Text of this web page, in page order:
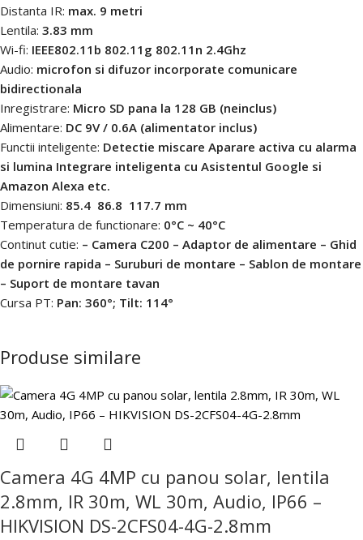
Distanta IR: max. 9 metri
Lentila: 3.83 mm
Wi-fi: IEEE802.11b 802.11g 802.11n 2.4Ghz
Audio: microfon si difuzor incorporate comunicare
bidirectionala
Inregistrare: Micro SD pana la 128 GB (neinclus)
Alimentare: DC 9V / 0.6A (alimentator inclus)
Functii inteligente: Detectie miscare Aparare activa cu alarma
si lumina Integrare inteligenta cu Asistentul Google si
Amazon Alexa etc.
Dimensiuni: 85.4  86.8  117.7 mm
Temperatura de functionare: 0°C ~ 40°C
Continut cutie: – Camera C200 – Adaptor de alimentare – Ghid
de pornire rapida – Suruburi de montare – Sablon de montare
– Suport de montare tavan
Cursa PT: Pan: 360°; Tilt: 114°
Produse similare
Camera 4G 4MP cu panou solar, lentila
2.8mm, IR 30m, WL 30m, Audio, IP66 –
HIKVISION DS-2CFS04-4G-2.8mm